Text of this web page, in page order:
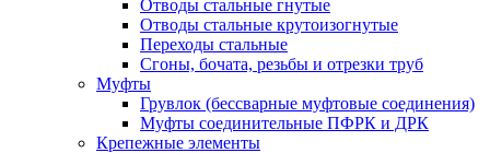
Отводы стальные гнутые
Отводы стальные крутоизогнутые
Переходы стальные
Сгоны, бочата, резьбы и отрезки труб
Муфты
Грувлок (бессварные муфтовые соединения)
Муфты соединительные ПФРК и ДРК
Крепежные элементы